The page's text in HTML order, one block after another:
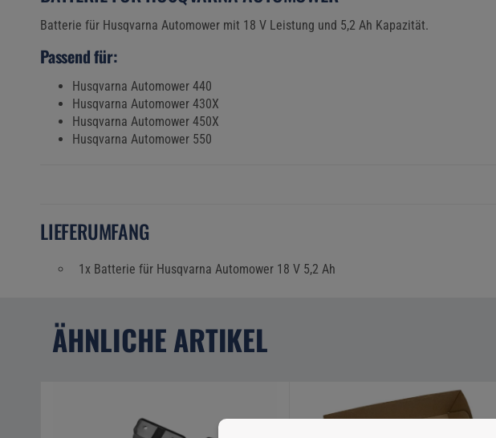
Batterie für Husqvarna Automower mit 18 V Leistung und 5,2 Ah Kapazität.
Passend für:
Husqvarna Automower 440
Husqvarna Automower 430X
Husqvarna Automower 450X
Husqvarna Automower 550
LIEFERUMFANG
1x Batterie für Husqvarna Automower 18 V 5,2 Ah
ÄHNLICHE ARTIKEL